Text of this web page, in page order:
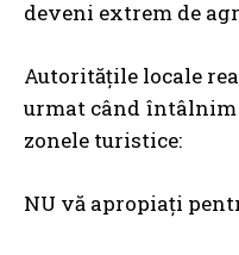
deveni extrem de
Autoritățile locale
urmat când
zonele turistice:
NU vă apropiați